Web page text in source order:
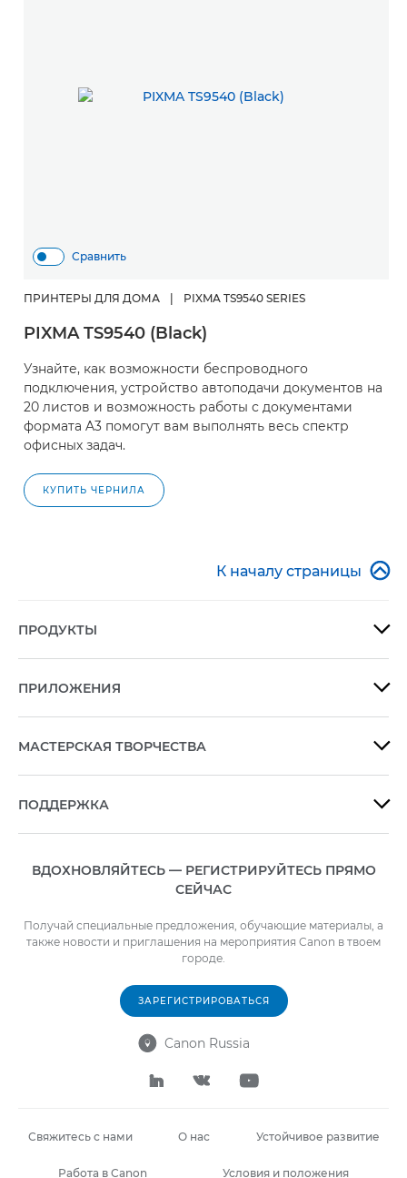
Сравнить
ПРИНТЕРЫ ДЛЯ ДОМА | PIXMA TS9540 SERIES
PIXMA TS9540 (Black)
Узнайте, как возможности беспроводного
подключения, устройство автоподачи документов на
20 листов и возможность работы с документами
формата A3 помогут вам выполнять весь спектр
офисных задач.
КУПИТЬ ЧЕРНИЛА
К началу страницы 
ПРОДУКТЫ 
ПРИЛОЖЕНИЯ 
МАСТЕРСКАЯ ТВОРЧЕСТВА 
ПОДДЕРЖКА 
ВДОХНОВЛЯЙТЕСЬ — РЕГИСТРИРУЙТЕСЬ ПРЯМО
СЕЙЧАС
Получай специальные предложения, обучающие материалы, а
также новости и приглашения на мероприятия Canon в твоем
городе.
ЗАРЕГИСТРИРОВАТЬСЯ
 Canon Russia
  
Свяжитесь с нами О нас Устойчивое развитие
Работа в Canon Условия и положения